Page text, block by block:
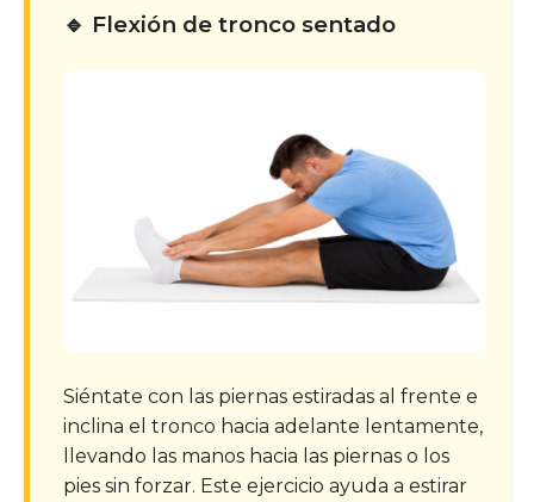
🔹 Flexión de tronco sentado
Siéntate con las piernas estiradas al frente e
inclina el tronco hacia adelante lentamente,
llevando las manos hacia las piernas o los
pies sin forzar. Este ejercicio ayuda a estirar